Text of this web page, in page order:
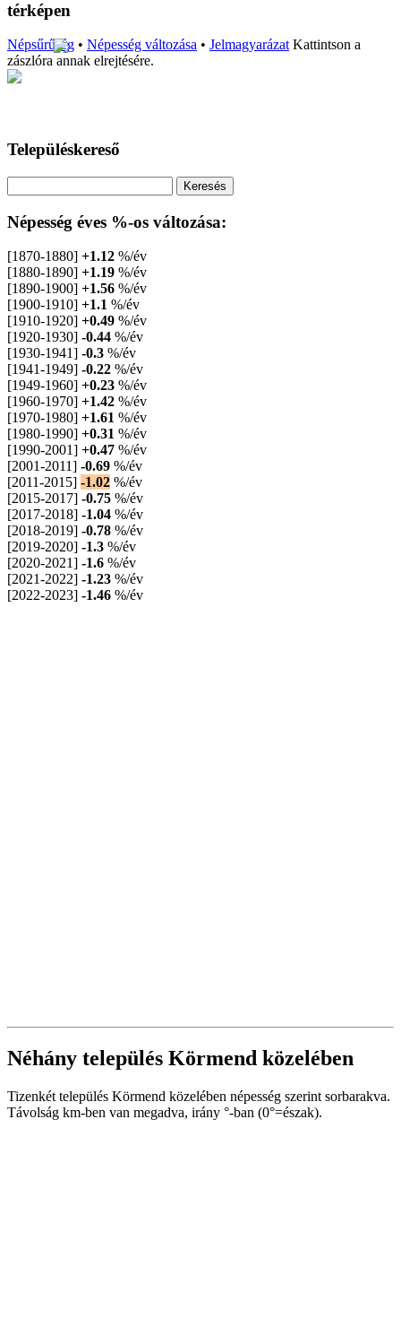
térképen
Népsűrűség • Népesség változása • JelmagyarázatKattintson a
zászlóra annak elrejtésére.
Településkereső
Népesség éves %-os változása:
[1870-1880] +1.12 %/év
[1880-1890] +1.19 %/év
[1890-1900] +1.56 %/év
[1900-1910] +1.1 %/év
[1910-1920] +0.49 %/év
[1920-1930] -0.44 %/év
[1930-1941] -0.3 %/év
[1941-1949] -0.22 %/év
[1949-1960] +0.23 %/év
[1960-1970] +1.42 %/év
[1970-1980] +1.61 %/év
[1980-1990] +0.31 %/év
[1990-2001] +0.47 %/év
[2001-2011] -0.69 %/év
[2011-2015] -1.02 %/év
[2015-2017] -0.75 %/év
[2017-2018] -1.04 %/év
[2018-2019] -0.78 %/év
[2019-2020] -1.3 %/év
[2020-2021] -1.6 %/év
[2021-2022] -1.23 %/év
[2022-2023] -1.46 %/év
Néhány település Körmend közelében
Tizenkét település Körmend közelében népesség szerint sorbarakva.
Távolság km-ben van megadva, irány °-ban (0°=észak).